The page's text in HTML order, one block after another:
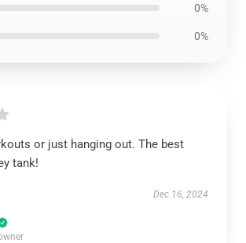
0%
0%
or just hanging out. The best
tank!
Dec 16, 2024